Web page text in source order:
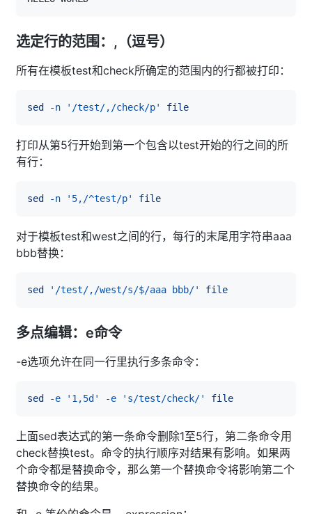
选定行的范围：,（逗号）
所有在模板test和check所确定的范围内的行都被打印：
sed -n '/test/,/check/p' file
打印从第5行开始到第一个包含以test开始的行之间的所
有行：
sed -n '5,/^test/p' file
对于模板test和west之间的行，每行的末尾用字符串aaa
bbb替换：
sed '/test/,/west/s/$/aaa bbb/' file
多点编辑：e命令
-e选项允许在同一行里执行多条命令：
sed -e '1,5d' -e 's/test/check/' file
上面sed表达式的第一条命令删除1至5行，第二条命令用
check替换test。命令的执行顺序对结果有影响。如果两
个命令都是替换命令，那么第一个替换命令将影响第二个
替换命令的结果。